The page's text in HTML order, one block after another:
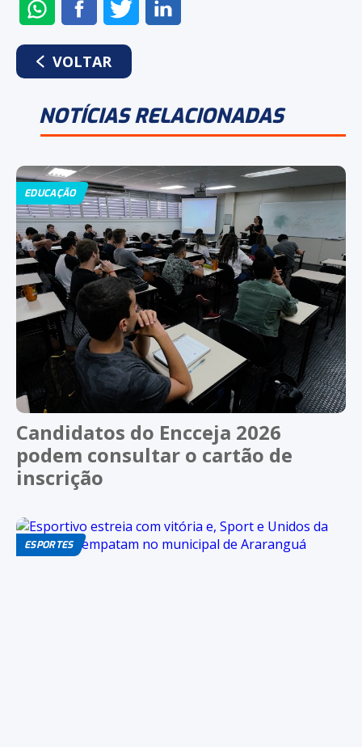
ENVIAR
NO
WHATSAPP
COMPARTILHAR
NO
FACEBOOK
COMPARTILHAR
NO
VOLTAR
NOTÍCIAS RELACIONADAS
EDUCAÇÃO
Candidatos do Encceja 2026
podem consultar o cartão de
inscrição
ESPORTES